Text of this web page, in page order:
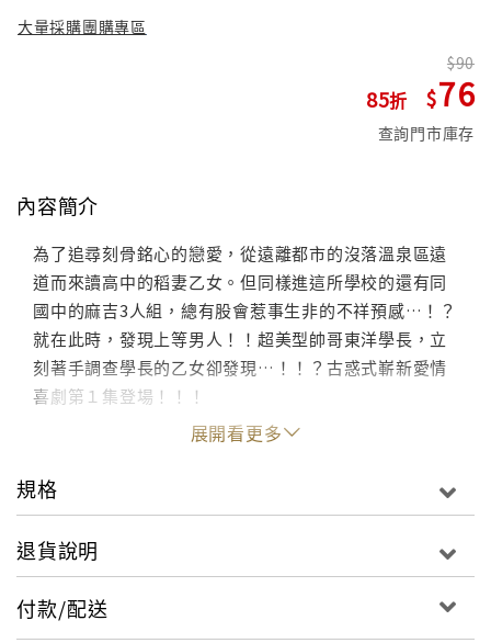
大量採購團購專區
85
90
76
查詢門市庫存
內容簡介
為了追尋刻骨銘心的戀愛，從遠離都市的沒落溫泉區遠
道而來讀高中的稻妻乙女。但同樣進這所學校的還有同
國中的麻吉3人組，總有股會惹事生非的不祥預感…！？
就在此時，發現上等男人！！超美型帥哥東洋學長，立
刻著手調查學長的乙女卻發現…！！？古惑式嶄新愛情
喜劇第１集登場！！！
展開看更多
規格
退貨說明
付款/配送